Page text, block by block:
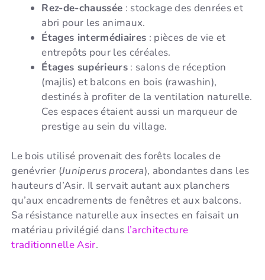
Rez-de-chaussée : stockage des denrées et
abri pour les animaux.
Étages intermédiaires : pièces de vie et
entrepôts pour les céréales.
Étages supérieurs: salons de réception
(majlis) et balcons en bois (rawashin),
destinés à profiter de la ventilation naturelle.
Ces espaces étaient aussi un marqueur de
prestige au sein du village.
Le bois utilisé provenait des forêts locales de
genévrier (Juniperus procera), abondantes dans les
hauteurs d’Asir. Il servait autant aux planchers
qu’aux encadrements de fenêtres et aux balcons.
Sa résistance naturelle aux insectes en faisait un
matériau privilégié dans l’architecture
traditionnelle Asir.